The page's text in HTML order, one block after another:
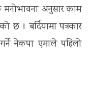
अनुसार काम
छ । बर्दियामा पत्रकार
नेकपा एमाले पहिलो